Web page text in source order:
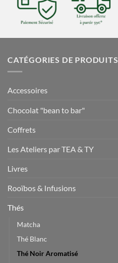
CATÉGORIES DE PRODUITS
Accessoires
Chocolat "bean to bar"
Coffrets
Les Ateliers par TEA & TY
Livres
Rooïbos & Infusions
Thés
Matcha
Thé Blanc
Thé Noir Aromatisé